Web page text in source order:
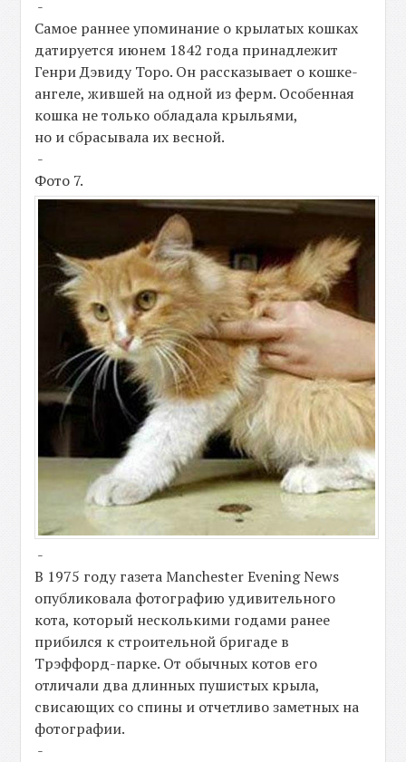
-
Самое раннее упоминание о крылатых кошках
датируется июнем 1842 года принадлежит
Генри Дэвиду Торо. Он рассказывает о кошке-
ангеле, жившей на одной из ферм. Особенная
кошка не только обладала крыльями,
но и сбрасывала их весной.
-
Фото 7.
-
В 1975 году газета Manchester Evening News
опубликовала фотографию удивительного
кота, который несколькими годами ранее
прибился к строительной бригаде в
Трэффорд-парке. От обычных котов его
отличали два длинных пушистых крыла,
свисающих со спины и отчетливо заметных на
фотографии.
-